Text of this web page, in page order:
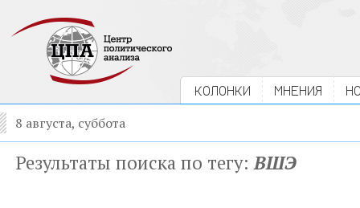
КОЛОНКИ МНЕНИЯ
8 августа, суббота
Результаты поиска по тегу:ВШЭ